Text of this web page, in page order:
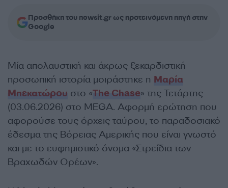
Προσθήκη του newsit.gr ως προτεινόμενη πηγή στην
Google
Μία απολαυστική και άκρως ξεκαρδιστική
προσωπική ιστορία μοιράστηκε η Μαρία
Μπεκατώρου στο «The Chase» της Τετάρτης
(03.06.2026) στο MEGA. Αφορμή ερώτηση που
αφορούσε τους όρχεις ταύρου, το παραδοσιακό
έδεσμα της Βόρειας Αμερικής που είναι γνωστό
και με το ευφημιστικό όνομα «Στρείδια των
Βραχωδών Ορέων».